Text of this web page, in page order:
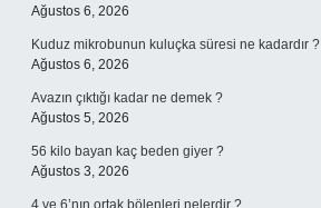
Ağustos 6, 2026
Kuduz mikrobunun kuluçka süresi ne kadardır ?
Ağustos 6, 2026
Avazın çıktığı kadar ne demek ?
Ağustos 5, 2026
56 kilo bayan kaç beden giyer ?
Ağustos 3, 2026
4 ve 6’nın ortak bölenleri nelerdir ?